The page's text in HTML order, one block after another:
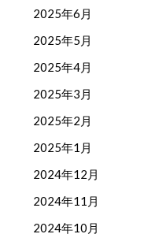
2025年6月
2025年5月
2025年4月
2025年3月
2025年2月
2025年1月
2024年12月
2024年11月
2024年10月